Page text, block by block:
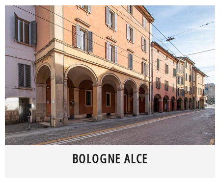
BOLOGNE ALCE